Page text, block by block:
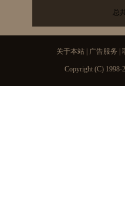
总
关于本站| 广告服务
Copyright (C) 1998-